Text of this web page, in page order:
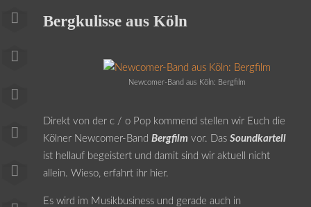
Bergkulisse aus Köln
Newcomer-Band aus Köln: Bergfilm
Direkt von der c / o Pop kommend stellen wir Euch die
Kölner Newcomer-Band Bergfilm vor. Das Soundkartell
ist hellauf begeistert und damit sind wir aktuell nicht
allein. Wieso, erfahrt ihr hier.
Es wird im Musikbusiness und gerade auch in